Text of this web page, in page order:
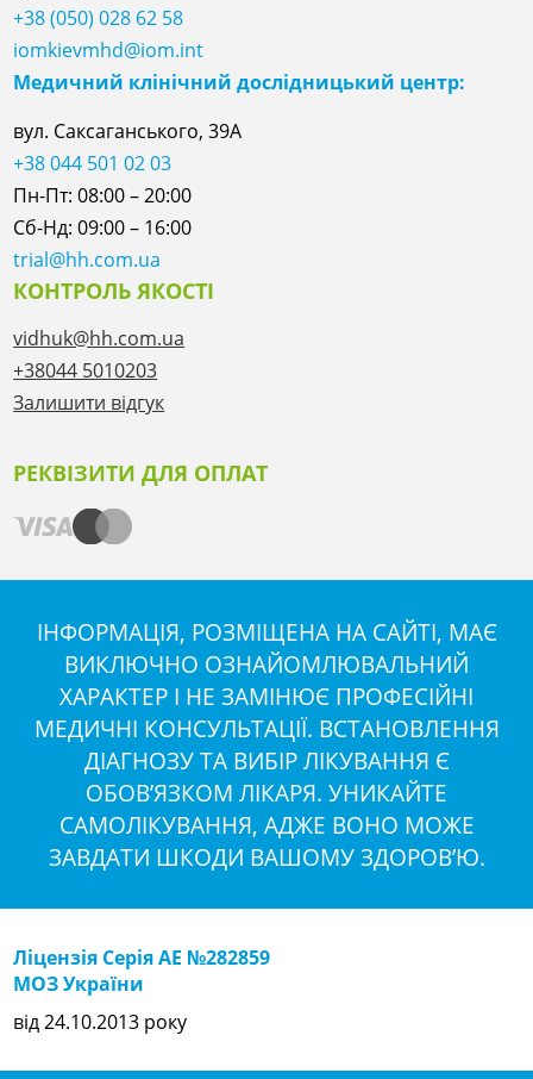
+38 (050) 028 62 58
iomkievmhd@iom.int
Медичний клінічний дослідницький центр:
вул. Саксаганського, 39А
+38 044 501 02 03
Пн-Пт: 08:00 – 20:00
Сб-Нд: 09:00 – 16:00
trial@hh.com.ua
КОНТРОЛЬ ЯКОСТІ
vidhuk@hh.com.ua
+38044 5010203
Залишити відгук
РЕКВІЗИТИ ДЛЯ ОПЛАТ
ІНФОРМАЦІЯ, РОЗМІЩЕНА НА САЙТІ, МАЄ
ВИКЛЮЧНО ОЗНАЙОМЛЮВАЛЬНИЙ
ХАРАКТЕР І НЕ ЗАМІНЮЄ ПРОФЕСІЙНІ
МЕДИЧНІ КОНСУЛЬТАЦІЇ. ВСТАНОВЛЕННЯ
ДІАГНОЗУ ТА ВИБІР ЛІКУВАННЯ Є
ОБОВ’ЯЗКОМ ЛІКАРЯ. УНИКАЙТЕ
САМОЛІКУВАННЯ, АДЖЕ ВОНО МОЖЕ
ЗАВДАТИ ШКОДИ ВАШОМУ ЗДОРОВ’Ю.
Ліцензія Серія АЕ №282859
МОЗ України
від 24.10.2013 року